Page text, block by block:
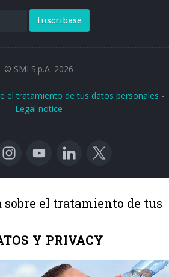
Inscríbase
© SMI S.p.A. 2026
el tratamiento de tus datos personales -
Legal notice
el tratamiento de tus
Y PRIVACY